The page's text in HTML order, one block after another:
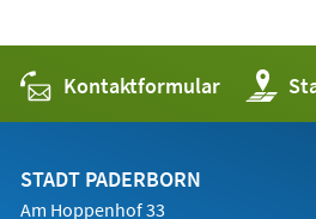
Kontaktformular (Öffnet
in
einem
STADT PADERBORN
Am Hoppenhof 33